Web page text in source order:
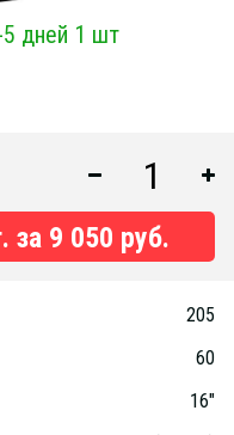
дней 1 шт
за 9 050 руб.
205
60
16"